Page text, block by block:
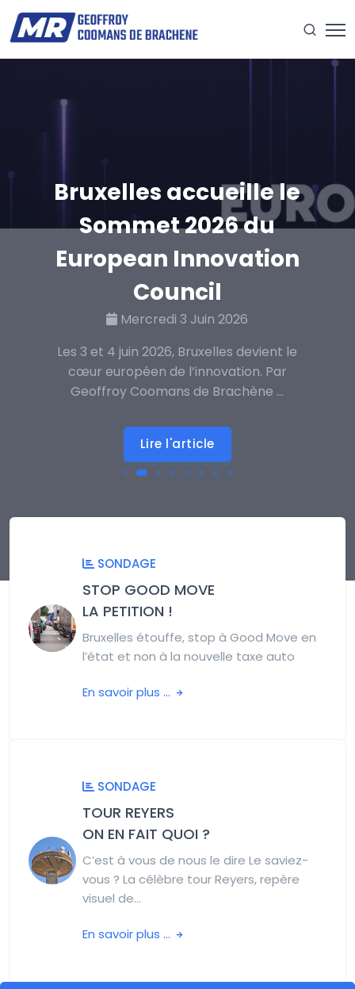
Bruxelles accueille le
Sommet 2026 du
European Innovation
Council
Mercredi 3 Juin 2026
Les 3 et 4 juin 2026, Bruxelles devient le
cœur européen de l’innovation. Par
Geoffroy Coomans de Brachène ...
Lire l'article
SONDAGE
STOP GOOD MOVE
LA PETITION !
Bruxelles étouffe, stop à Good Move en
l’état et non à la nouvelle taxe auto
En savoir plus ...
SONDAGE
TOUR REYERS
ON EN FAIT QUOI ?
C’est à vous de nous le dire Le saviez-
vous ? La célèbre tour Reyers, repère
visuel de...
En savoir plus ...